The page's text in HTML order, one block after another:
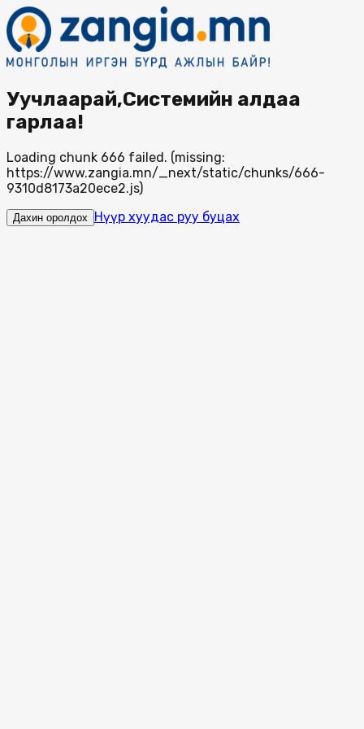
Уучлаарай,Системийн алдаа
гарлаа!
Loading chunk 666 failed. (missing:
https://www.zangia.mn/_next/static/chunks/666-
9310d8173a20ece2.js)
Дахин оролдох Нүүр хуудас руу буцах